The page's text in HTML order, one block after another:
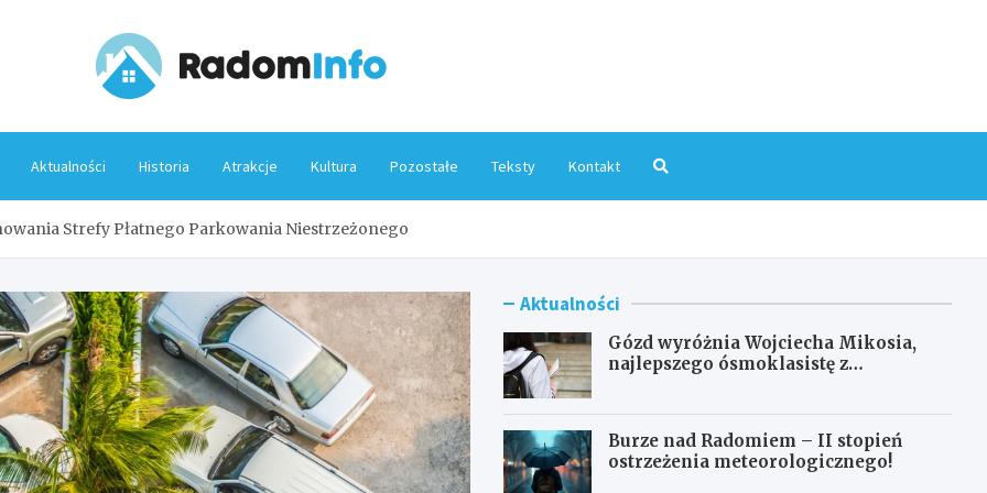
Aktualności Historia Atrakcje Kultura Pozostałe Teksty Kontakt
Strefy Płatnego Parkowania Niestrzeżonego
Aktualności
Gózd wyróżnia Wojciecha Mikosia,
najlepszego ósmoklasistę z
Burze nad Radomiem – II stopień
ostrzeżenia meteorologicznego!